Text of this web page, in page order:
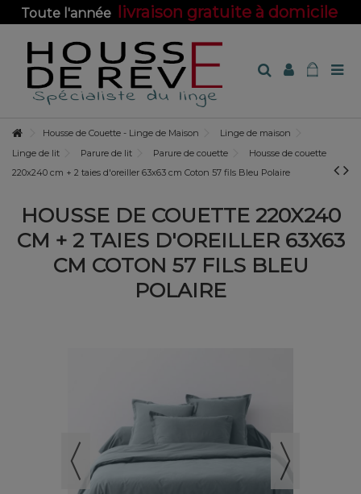
Toute l'année livraison gratuite à domicile
Housse de Couette - Linge de Maison
Linge de maison
Linge de lit
Parure de lit Parure de couette
Housse de couette
220x240 cm + 2 taies d'oreiller 63x63 cm Coton 57 fils Bleu Polaire
HOUSSE DE COUETTE 220X240
CM + 2 TAIES D'OREILLER 63X63
CM COTON 57 FILS BLEU
POLAIRE